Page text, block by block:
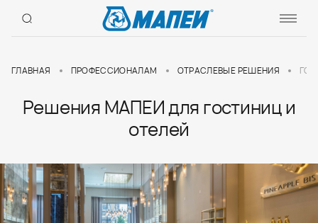
ГЛАВНАЯ ПРОФЕССИОНАЛАМ ОТРАСЛЕВЫЕ РЕШЕНИЯ
Решения МАПЕИ для гостиниц и
отелей